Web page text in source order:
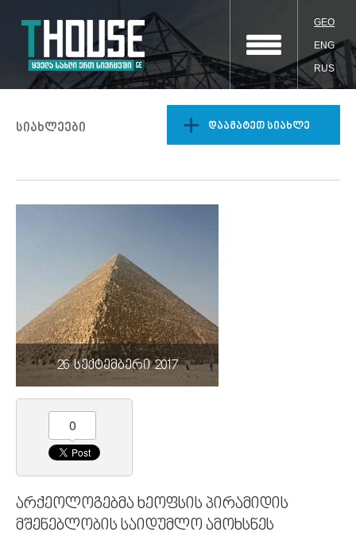
GEO
ENG
RUS
სიახლეები დაამატეთ სიახლე
26 სექტემბერი 2017
0
არქეოლოგებმა ხეოფსის პირამიდის
მშენებლობის საიდუმლო ამოხსნეს